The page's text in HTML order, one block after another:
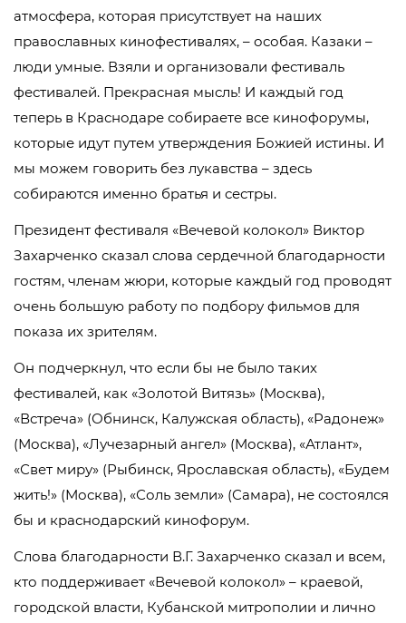
атмосфера, которая присутствует на наших
православных кинофестивалях, – особая. Казаки –
люди умные. Взяли и организовали фестиваль
фестивалей. Прекрасная мысль! И каждый год
теперь в Краснодаре собираете все кинофорумы,
которые идут путем утверждения Божией истины. И
мы можем говорить без лукавства – здесь
собираются именно братья и сестры.
Президент фестиваля «Вечевой колокол» Виктор
Захарченко сказал слова сердечной благодарности
гостям, членам жюри, которые каждый год проводят
очень большую работу по подбору фильмов для
показа их зрителям.
Он подчеркнул, что если бы не было таких
фестивалей, как «Золотой Витязь» (Москва),
«Встреча» (Обнинск, Калужская область), «Радонеж»
(Москва), «Лучезарный ангел» (Москва), «Атлант»,
«Свет миру» (Рыбинск, Ярославская область), «Будем
жить!» (Москва), «Соль земли» (Самара), не состоялся
бы и краснодарский кинофорум.
Слова благодарности В.Г. Захарченко сказал и всем,
кто поддерживает «Вечевой колокол» – краевой,
городской власти, Кубанской митрополии и лично